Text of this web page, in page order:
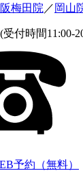
梅田院 ／ 岡山
付時間11:00-
予約（無料）